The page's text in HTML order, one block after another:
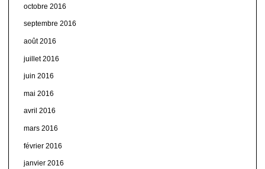
octobre 2016
septembre 2016
août 2016
juillet 2016
juin 2016
mai 2016
avril 2016
mars 2016
février 2016
janvier 2016